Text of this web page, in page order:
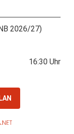
2026/27)
16:30 Uhr